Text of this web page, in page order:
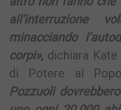
all’interruzione
minacciando
corpi», dichiara
di Potere al
Pozzuoli